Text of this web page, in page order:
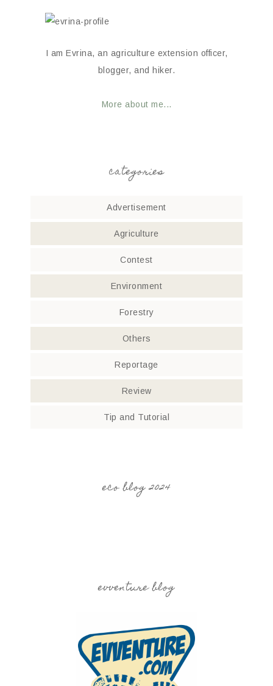
I am Evrina, an agriculture extension officer,
blogger, and hiker.
More about me...
categories
Advertisement
Agriculture
Contest
Environment
Forestry
Others
Reportage
Review
Tip and Tutorial
eco blog 2024
evventure blog